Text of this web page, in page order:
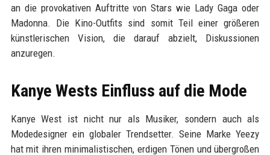
an die provokativen Auftritte von Stars wie Lady Gaga oder
Madonna. Die Kino-Outfits sind somit Teil einer größeren
künstlerischen Vision, die darauf abzielt, Diskussionen
anzuregen.
Kanye Wests Einfluss auf die Mode
Kanye West ist nicht nur als Musiker, sondern auch als
Modedesigner ein globaler Trendsetter. Seine Marke Yeezy
hat mit ihren minimalistischen, erdigen Tönen und übergroßen